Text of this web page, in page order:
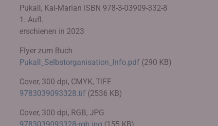
Pukall, Kai-Marian ISBN 978-3-03909-332-8
1. Aufl.
erschienen in 2023
Flyer zum Buch
Pukall_Selbstorganisation_Info.pdf (290 KB)
Cover, 300 dpi, CMYK, TIFF
9783039093328.tif (2536 KB)
Cover, 300 dpi, RGB, JPG